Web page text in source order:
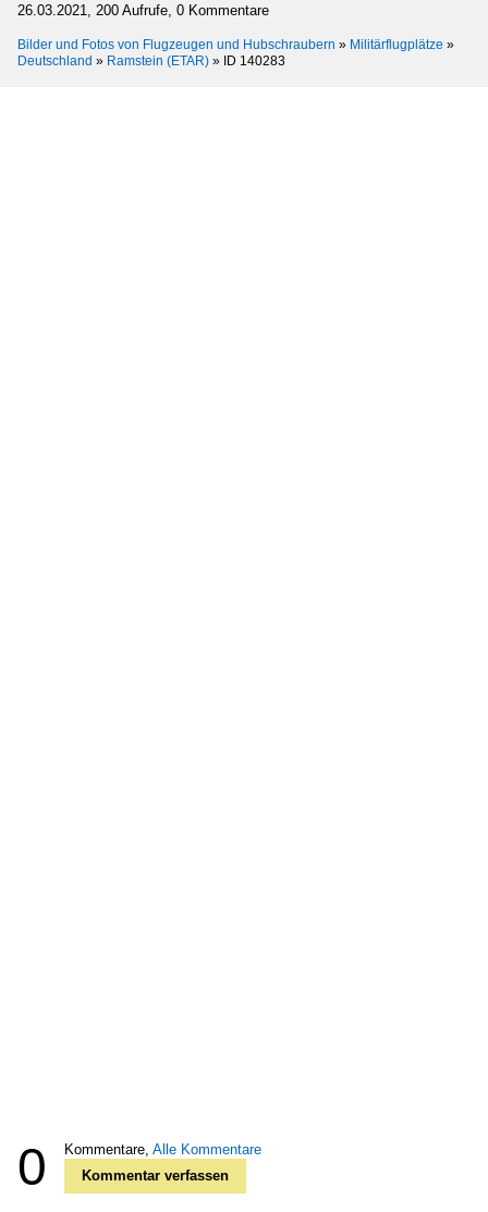
26.03.2021, 200 Aufrufe, 0 Kommentare
Bilder und Fotos von Flugzeugen und Hubschraubern » Militärflugplätze »
Deutschland » Ramstein (ETAR) » ID 140283
0 Kommentare, Alle Kommentare
Kommentar verfassen